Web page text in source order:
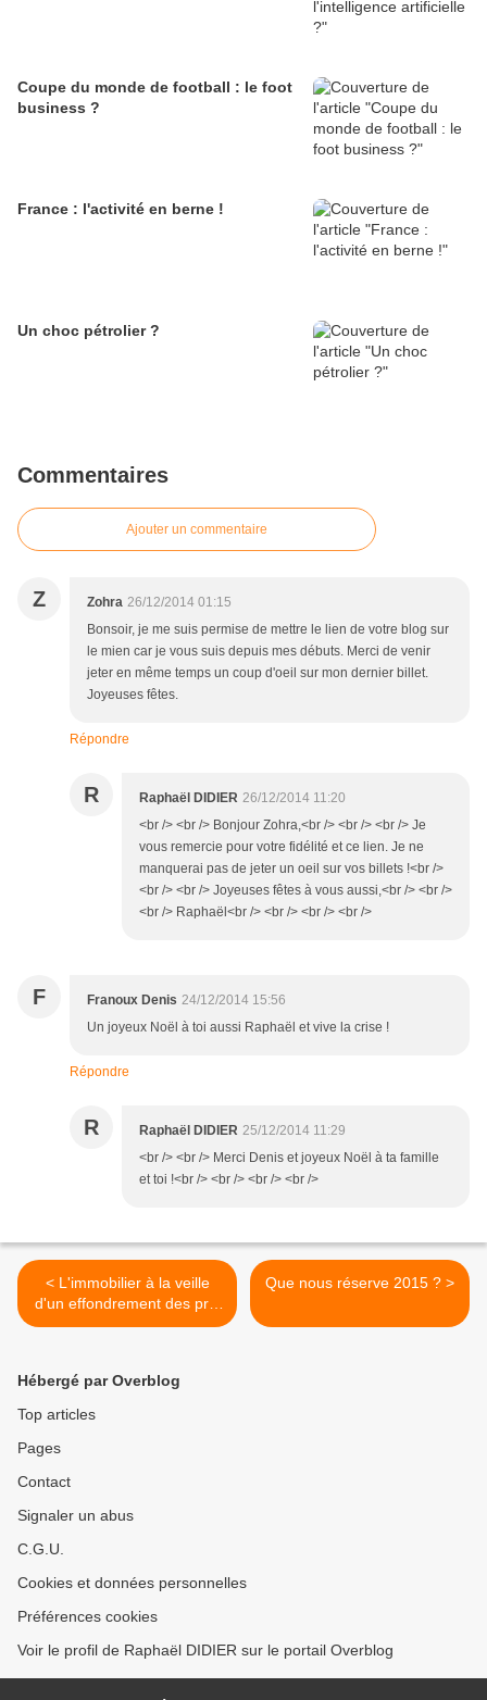
Coupe du monde de football : le foot
business ?
France : l'activité en berne !
Un choc pétrolier ?
Commentaires
Ajouter un commentaire
Z Zohra 26/12/2014 01:15
Bonsoir, je me suis permise de mettre le lien de votre blog sur
le mien car je vous suis depuis mes débuts. Merci de venir
jeter en même temps un coup d'oeil sur mon dernier billet.
Joyeuses fêtes.
Répondre
R Raphaël DIDIER 26/12/2014 11:20
<br /> <br /> Bonjour Zohra,<br /> <br /> <br /> Je
vous remercie pour votre fidélité et ce lien. Je ne
manquerai pas de jeter un oeil sur vos billets !<br />
<br /> <br /> Joyeuses fêtes à vous aussi,<br /> <br />
<br /> Raphaël<br /> <br /> <br /> <br />
F Franoux Denis 24/12/2014 15:56
Un joyeux Noël à toi aussi Raphaël et vive la crise !
Répondre
R Raphaël DIDIER 25/12/2014 11:29
<br /> <br /> Merci Denis et joyeux Noël à ta famille
et toi !<br /> <br /> <br /> <br />
< L'immobilier à la veille
d'un effondrement des prix
?
Que nous réserve 2015 ? >
Hébergé par Overblog
Top articles
Pages
Contact
Signaler un abus
C.G.U.
Cookies et données personnelles
Préférences cookies
Voir le profil de Raphaël DIDIER sur le portail Overblog